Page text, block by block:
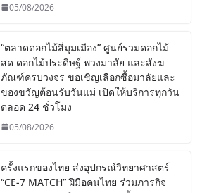
05/08/2026
“ตลาดดอกไม้สี่มุมเมือง” ศูนย์รวมดอกไม้
สด ดอกไม้ประดิษฐ์ พวงมาลัย และสังฆ
ภัณฑ์ครบวงจร ขอเชิญเลือกซื้อมาลัยและ
ของขวัญต้อนรับวันแม่ เปิดให้บริการทุกวัน
ตลอด 24 ชั่วโมง
05/08/2026
ครั้งแรกของไทย ส่งอุปกรณ์วิทยาศาสตร์
“CE-7 MATCH” ฝีมือคนไทย ร่วมภารกิจ